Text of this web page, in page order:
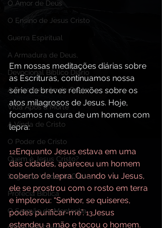
O Amor de Deus
O Ensino de Jesus Cristo
Guerra Espiritual
A Armadura de Deus,
Devocional Bíblico Diário
A Ressurreição de Cristo
Vida Após a Morte
A Vinda de Cristo
O Poder de Cristo
Quem é Jesus Cristo?
Segunda Vinda de Cristo
Profecia Bíblica
O Sermão da Montanha
Em nossas meditações diárias sobre
as Escrituras, continuamos nossa
série de breves reflexões sobre os
atos milagrosos de Jesus. Hoje,
focamos na cura de um homem com
lepra:
12Enquanto Jesus estava em uma
das cidades, apareceu um homem
coberto de lepra. Quando viu Jesus,
ele se prostrou com o rosto em terra
e implorou: “Senhor, se quiseres,
podes purificar-me”. 13Jesus
estendeu a mão e tocou o homem.